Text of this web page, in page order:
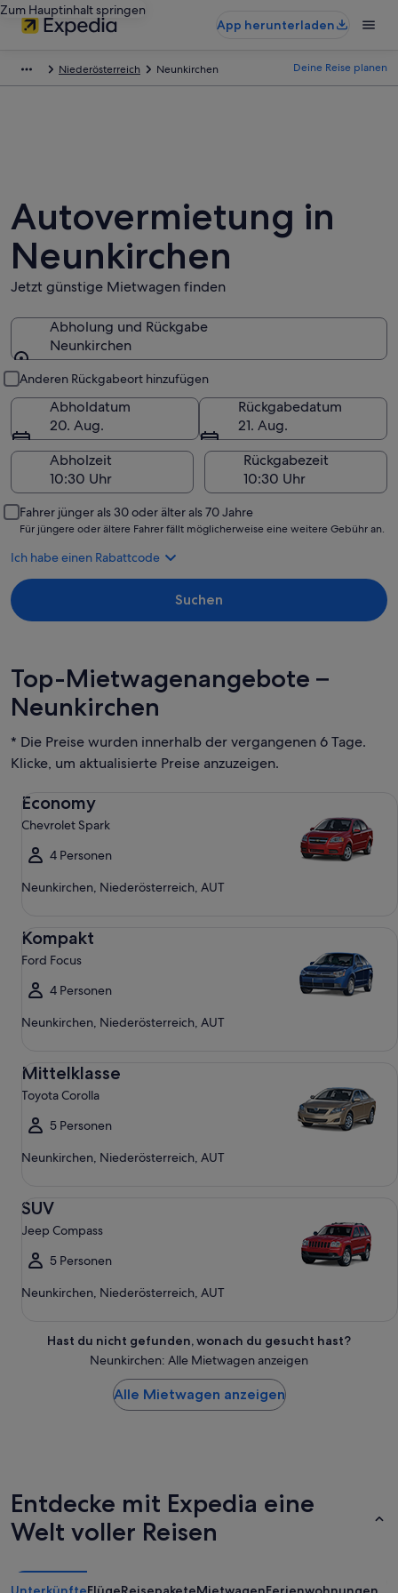
Zum Hauptinhalt springen
App herunterladen
Niederösterreich Neunkirchen Deine Reise planen
Autovermietung in
Neunkirchen
Jetzt günstige Mietwagen finden
Abholung und Rückgabe
Neunkirchen
Anderen Rückgabeort hinzufügen
Abholdatum
20. Aug.
Rückgabedatum
21. Aug.
Abholzeit
Rückgabezeit
Fahrer jünger als 30 oder älter als 70 Jahre
Für jüngere oder ältere Fahrer fällt möglicherweise eine weitere Gebühr an.
Ich habe einen Rabattcode
Suchen
Top-Mietwagenangebote –
Neunkirchen
* Die Preise wurden innerhalb der vergangenen 6 Tage.
Klicke, um aktualisierte Preise anzuzeigen.
Economy
Chevrolet Spark
4 Personen
Neunkirchen, Niederösterreich, AUT
Kompakt
Ford Focus
4 Personen
Neunkirchen, Niederösterreich, AUT
Mittelklasse
Toyota Corolla
5 Personen
Neunkirchen, Niederösterreich, AUT
SUV
Jeep Compass
5 Personen
Neunkirchen, Niederösterreich, AUT
Hast du nicht gefunden, wonach du gesucht hast?
Neunkirchen: Alle Mietwagen anzeigen
Alle Mietwagen anzeigen
Entdecke mit Expedia eine
Welt voller Reisen